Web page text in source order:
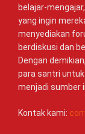
belajar-
yang ingin
menyediakan
berdiskusi dan
Dengan
para santri
menjadi sumber
Kontak kami: